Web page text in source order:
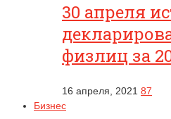
30 апреля
физлиц за
16 апреля, 2021 87
Бизнес